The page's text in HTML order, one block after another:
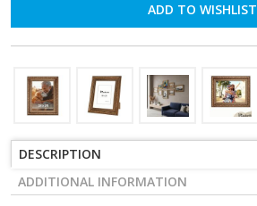
ADD TO WISHLIST
DESCRIPTION
ADDITIONAL INFORMATION